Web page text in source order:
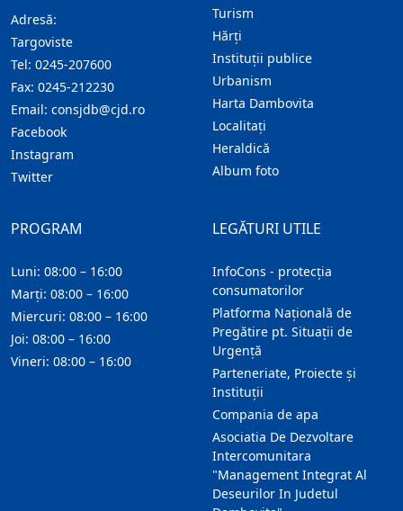
Adresă:
Targoviste
Tel: 0245-207600
Fax: 0245-212230
Email: consjdb@cjd.ro
Facebook
Instagram
Twitter
Turism
Hărţi
Instituţii publice
Urbanism
Harta Dambovita
Localitaţi
Heraldică
Album foto
LEGĂTURI UTILE
InfoCons - protecția
consumatorilor
Platforma Națională de
Pregătire pt. Situații de
Urgență
Parteneriate, Proiecte și
Instituții
Compania de apa
Asociatia De Dezvoltare
Intercomunitara
"Management Integrat Al
Deseurilor In Judetul
PROGRAM
Luni: 08:00 – 16:00
Marți: 08:00 – 16:00
Miercuri: 08:00 – 16:00
Joi: 08:00 – 16:00
Vineri: 08:00 – 16:00